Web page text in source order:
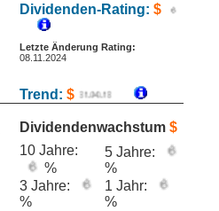
Dividenden-Rating: $
Letzte Änderung Rating:
08.11.2024
Trend: $
Dividendenwachstum $
10 Jahre:
%
5 Jahre:
%
3 Jahre:
%
1 Jahr:
%